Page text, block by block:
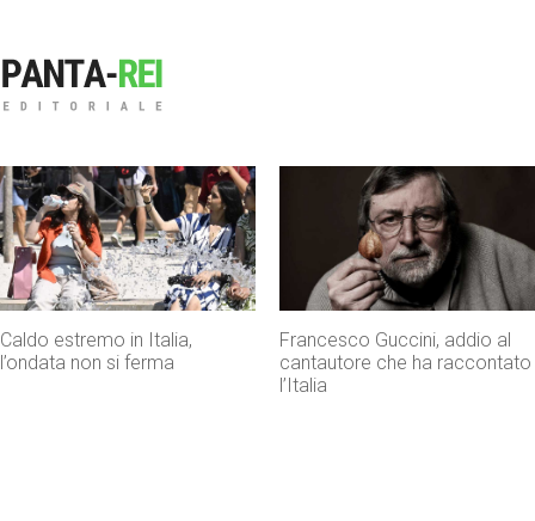
Francesco Guccini, addio al
cantautore che ha raccontato
Inps, bonus assunzioni per
madri con tre figli e incentivi
per giovani under 35